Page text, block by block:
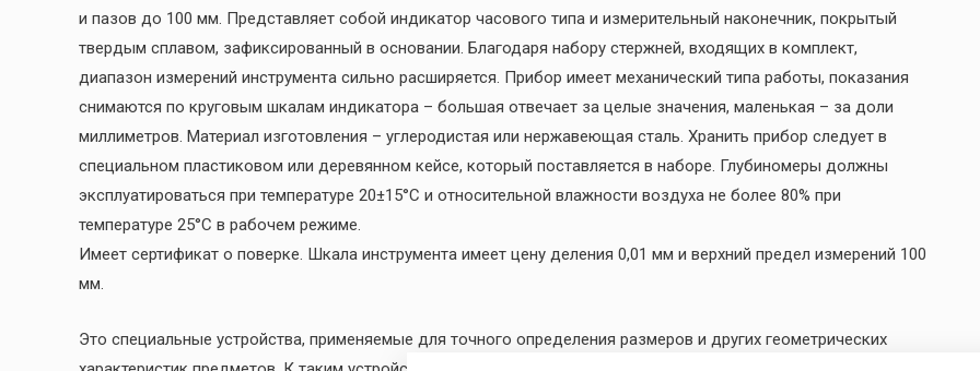
и пазов до 100 мм. Представляет собой индикатор часового типа и измерительный наконечник, покрытый
твердым сплавом, зафиксированный в основании. Благодаря набору стержней, входящих в комплект,
диапазон измерений инструмента сильно расширяется. Прибор имеет механический типа работы, показания
снимаются по круговым шкалам индикатора – большая отвечает за целые значения, маленькая – за доли
миллиметров. Материал изготовления – углеродистая или нержавеющая сталь. Хранить прибор следует в
специальном пластиковом или деревянном кейсе, который поставляется в наборе. Глубиномеры должны
эксплуатироваться при температуре 20±15°С и относительной влажности воздуха не более 80% при
температуре 25°С в рабочем режиме.
Имеет сертификат о поверке. Шкала инструмента имеет цену деления 0,01 мм и верхний предел измерений 100
мм.
Это специальные устройства, применяемые для точного определения размеров и других геометрических